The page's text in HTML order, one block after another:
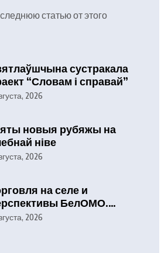
статью от этого
сустракала
“Словам і справай”
2026
новыя рубяжы на
ніве
2026
на селе и
БелОМО.
Лукашенко
2026